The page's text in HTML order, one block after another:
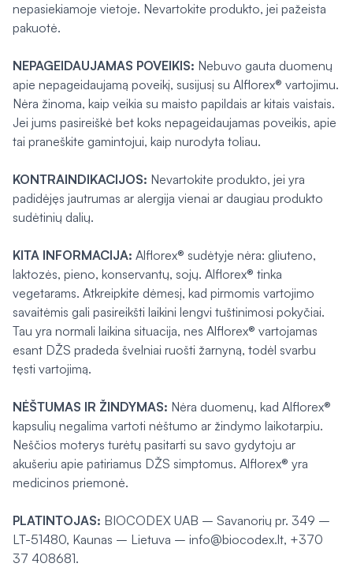
nepasiekiamoje vietoje. Nevartokite produkto, jei pažeista
pakuotė.
NEPAGEIDAUJAMAS POVEIKIS: Nebuvo gauta duomenų
apie nepageidaujamą poveikį, susijusį su Alflorex® vartojimu.
Nėra žinoma, kaip veikia su maisto papildais ar kitais vaistais.
Jei jums pasireiškė bet koks nepageidaujamas poveikis, apie
tai praneškite gamintojui, kaip nurodyta toliau.
KONTRAINDIKACIJOS: Nevartokite produkto, jei yra
padidėjęs jautrumas ar alergija vienai ar daugiau produkto
sudėtinių dalių.
KITA INFORMACIJA: Alflorex® sudėtyje nėra: gliuteno,
laktozės, pieno, konservantų, sojų. Alflorex® tinka
vegetarams. Atkreipkite dėmesį, kad pirmomis vartojimo
savaitėmis gali pasireikšti laikini lengvi tuštinimosi pokyčiai.
Tau yra normali laikina situacija, nes Alflorex® vartojamas
esant DŽS pradeda švelniai ruošti žarnyną, todėl svarbu
tęsti vartojimą.
NĖŠTUMAS IR ŽINDYMAS: Nėra duomenų, kad Alflorex®
kapsulių negalima vartoti nėštumo ar žindymo laikotarpiu.
Neščios moterys turėtų pasitarti su savo gydytoju ar
akušeriu apie patiriamus DŽS simptomus. Alflorex® yra
medicinos priemonė.
PLATINTOJAS: BIOCODEX UAB – Savanorių pr. 349 –
LT-51480, Kaunas – Lietuva – info@biocodex.lt, +370
37 408681.